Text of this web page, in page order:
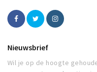
Nieuwsbrief
Wil je op de hoogte